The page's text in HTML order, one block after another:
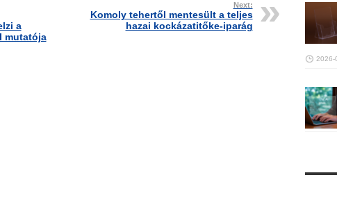
a
mutatója
Next:
Komoly tehertől mentesült a teljes
hazai kockázatitőke-iparág
2026-